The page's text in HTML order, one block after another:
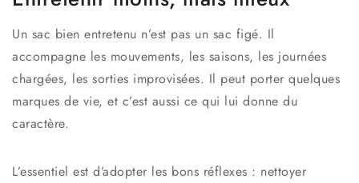
Un sac bien entretenu n’est pas un sac figé. Il
accompagne les mouvements, les saisons, les journées
chargées, les sorties improvisées. Il peut porter quelques
marques de vie, et c’est aussi ce qui lui donne du
caractère.
L’essentiel est d’adopter les bons réflexes : nettoyer